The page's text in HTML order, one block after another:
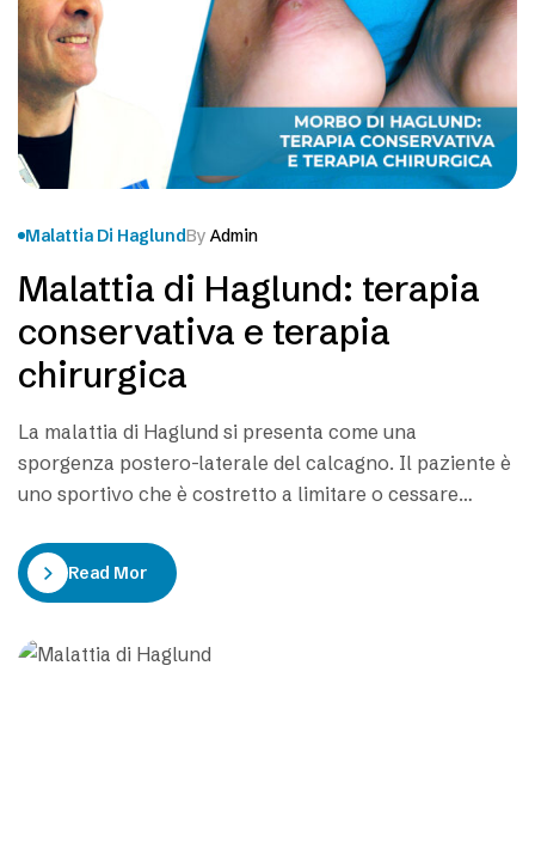
Malattia Di HaglundBy Admin
Malattia di Haglund: terapia
conservativa e terapia
chirurgica
La malattia di Haglund si presenta come una
sporgenza postero-laterale del calcagno. Il paziente è
uno sportivo che è costretto a limitare o cessare
dell’infiammazione e della impossibilità ad indossare le
scarpe. La sintomatologia legata al Morbo di Haglund è
Read More